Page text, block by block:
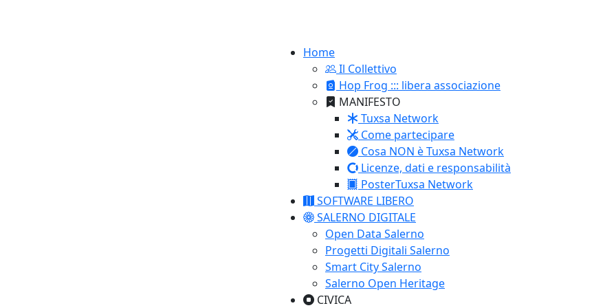
Home
Il Collettivo
Hop Frog ::: libera associazione
MANIFESTO
Tuxsa Network
Come partecipare
Cosa NON è Tuxsa Network
Licenze, dati e responsabilità
PosterTuxsa Network
SOFTWARE LIBERO
SALERNO DIGITALE
Open Data Salerno
Progetti Digitali Salerno
Smart City Salerno
Salerno Open Heritage
CIVICA